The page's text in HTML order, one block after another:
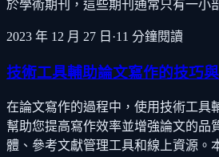
於學術期刊，這些期刊通常只有一小
2023 年 12 月 27 日 ·11 分鐘閱讀
技術工具輔助論文寫作的技巧
在論文寫作的過程中，使用技術工具
幫助您提高寫作效率並增強論文的品
體、參考文獻管理工具和線上資源。